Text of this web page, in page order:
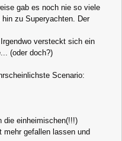
gab es noch nie so viele
zu Superyachten. Der
versteckt sich ein
(oder doch?)
Scenario:
die einheimischen(!!!)
mehr gefallen lassen und